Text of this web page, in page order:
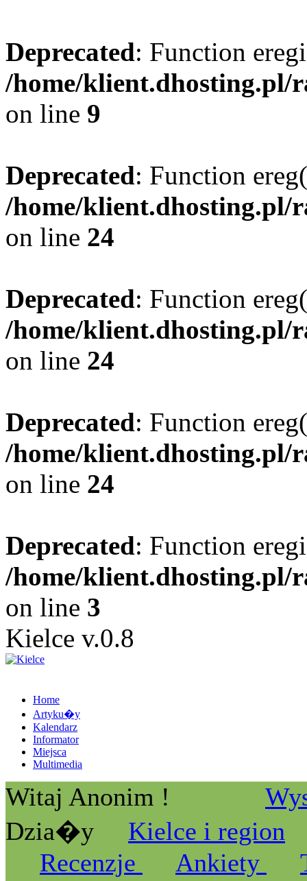
Deprecated: Function
/home/klient.dhosting.pl/
on line 9
Deprecated: Function
/home/klient.dhosting.pl/
on line 24
Deprecated: Function
/home/klient.dhosting.pl/
on line 24
Deprecated: Function
/home/klient.dhosting.pl/
on line 24
Deprecated: Function
/home/klient.dhosting.pl/
on line 3
Kielce v.0.8
Home
Artyku�y
Kalendarz
Informator
Miejsca
Multimedia
Witaj Anonim !
Dzia�y
Kielce i region
Recenzje
Ankiety